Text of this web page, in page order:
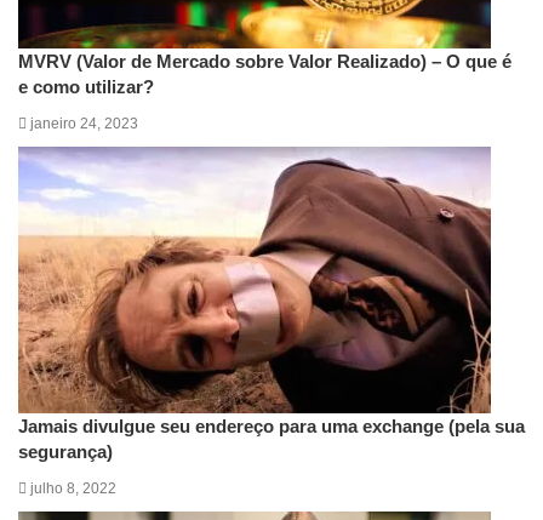
MVRV (Valor de Mercado sobre Valor Realizado) – O que é
e como utilizar?
janeiro 24, 2023
Jamais divulgue seu endereço para uma exchange (pela sua
segurança)
julho 8, 2022